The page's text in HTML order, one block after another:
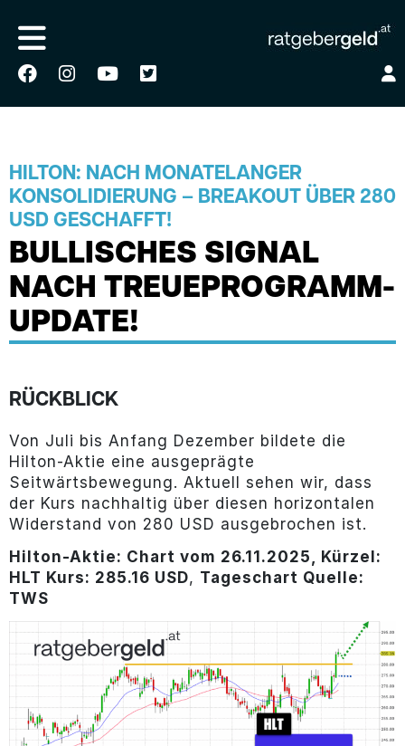
HILTON: NACH MONATELANGER
KONSOLIDIERUNG – BREAKOUT ÜBER 280
USD GESCHAFFT!
BULLISCHES SIGNAL
NACH TREUEPROGRAMM-
UPDATE!
RÜCKBLICK
Von Juli bis Anfang Dezember bildete die
Hilton-Aktie eine ausgeprägte
Seitwärtsbewegung. Aktuell sehen wir, dass
der Kurs nachhaltig über diesen horizontalen
Widerstand von 280 USD ausgebrochen ist.
Hilton-Aktie: Chart vom 26.11.2025, Kürzel:
HLT Kurs: 285.16 USD, Tageschart Quelle:
TWS